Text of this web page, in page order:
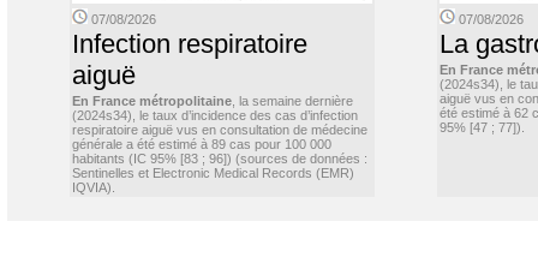
07/08/2026
Infection respiratoire
aiguë
En France métropolitaine , la semaine dernière
(2024s34), le taux d’incidence des cas d’infection
respiratoire aiguë vus en consultation de médecine
générale a été estimé à 89 cas pour 100 000
habitants (IC 95% [83 ; 96]) (sources de données :
Sentinelles et Electronic Medical Records (EMR)
IQVIA).
07/08/2026
La
En France
(2024s34), le
aiguë vus en
été estimé à 62
95% [47 ; 77]).